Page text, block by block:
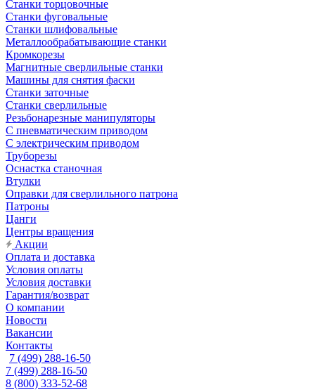
Станки торцовочные
Станки фуговальные
Станки шлифовальные
Металлообрабатывающие станки
Кромкорезы
Магнитные сверлильные станки
Машины для снятия фаски
Станки заточные
Станки сверлильные
Резьбонарезные манипуляторы
С пневматическим приводом
С электрическим приводом
Труборезы
Оснастка станочная
Втулки
Оправки для сверлильного патрона
Патроны
Цанги
Центры вращения
Акции
Оплата и доставка
Условия оплаты
Условия доставки
Гарантия/возврат
О компании
Новости
Вакансии
Контакты
7 (499) 288-16-50
7 (499) 288-16-50
8 (800) 333-52-68